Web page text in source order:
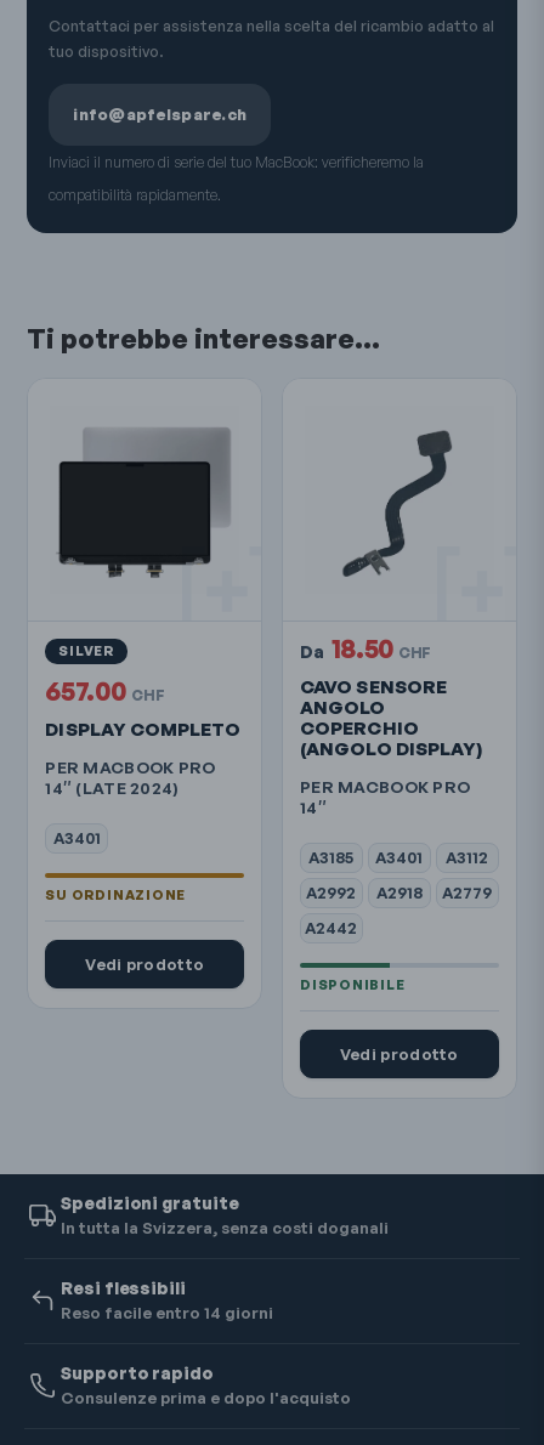
Contattaci per assistenza nella scelta del ricambio adatto al
tuo dispositivo.
info@apfelspare.ch
Inviaci il numero di serie del tuo MacBook: verificheremo la
compatibilità rapidamente.
Ti potrebbe interessare…
DISPLAY COMPLETO
PER MACBOOK PRO
14″ (LATE 2024)
A3401
SILVER
657.00 CHF
Vedi prodotto
CAVO SENSORE
ANGOLO
COPERCHIO
(ANGOLO DISPLAY)
PER MACBOOK PRO
14″
A3185 A3401
A3112
A2992
A2918
A2779
A2442
Da 18.50 CHF
Vedi prodotto
Spedizioni gratuite
In tutta la Svizzera, senza costi doganali
Resi flessibili
Reso facile entro 14 giorni
Supporto rapido
Consulenze prima e dopo l'acquisto